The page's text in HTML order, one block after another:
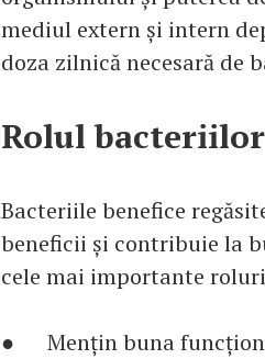
mediul extern și intern
doza zilnică necesară de
Rolul
Bacteriile benefice
beneficii și contribuie la
cele mai importante
● Mențin buna